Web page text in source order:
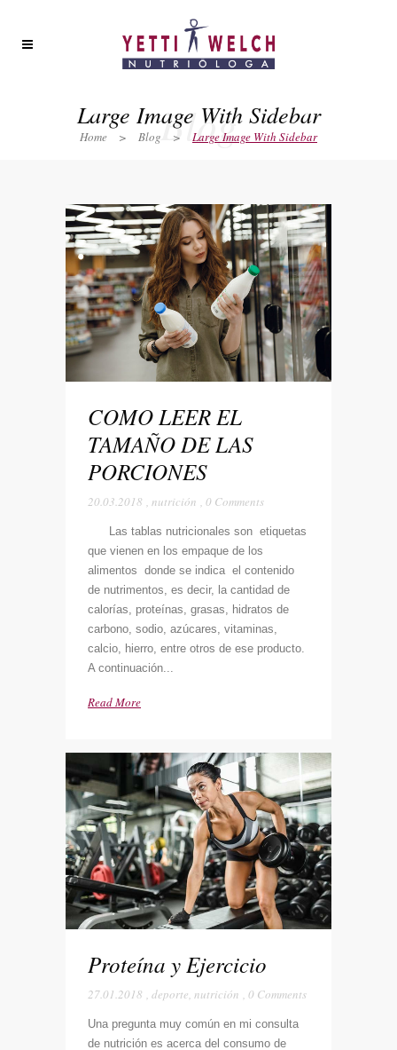
Blog
Large Image With Sidebar
Home > Blog > Large Image With Sidebar
COMO LEER EL
TAMAÑO DE LAS
PORCIONES
20.03.2018 , nutrición , 0 Comments
Las tablas nutricionales son etiquetas
que vienen en los empaque de los
alimentos donde se indica el contenido
de nutrimentos, es decir, la cantidad de
calorías, proteínas, grasas, hidratos de
carbono, sodio, azúcares, vitaminas,
calcio, hierro, entre otros de ese producto.
A continuación...
Read More
Proteína y Ejercicio
27.01.2018 , deporte, nutrición , 0 Comments
Una pregunta muy común en mi consulta
de nutrición es acerca del consumo de